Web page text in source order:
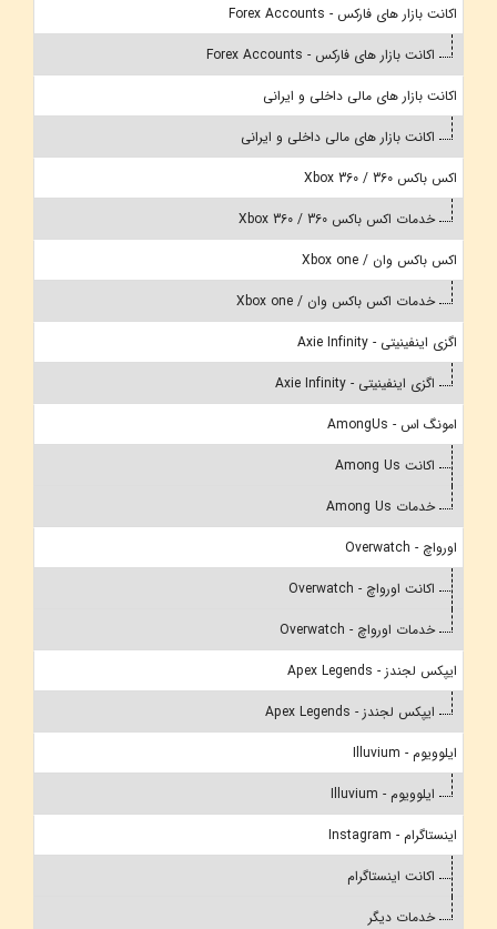
اکانت بازار های فارکس - Forex Accounts
اکانت بازار های فارکس - Forex Accounts
اکانت بازار های مالی داخلی و ایرانی
اکانت بازار های مالی داخلی و ایرانی
اکس باکس 360 / Xbox 360
خدمات اکس باکس 360 / Xbox 360
اکس باکس وان / Xbox one
خدمات اکس باکس وان / Xbox one
اگزی اینفینیتی - Axie Infinity
اگزی اینفینیتی - Axie Infinity
امونگ اس - AmongUs
اکانت Among Us
خدمات Among Us
اورواچ - Overwatch
اکانت اورواچ - Overwatch
خدمات اورواچ - Overwatch
ایپکس لجندز - Apex Legends
ایپکس لجندز - Apex Legends
ایلوویوم - Illuvium
ایلوویوم - Illuvium
اینستاگرام - Instagram
اکانت اینستاگرام
خدمات دیگر